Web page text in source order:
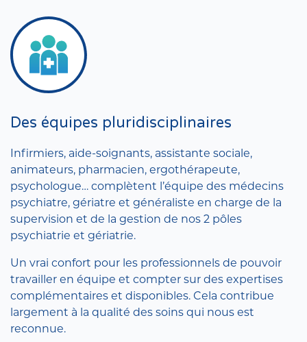
Des équipes pluridisciplinaires
Infirmiers, aide-soignants, assistante sociale,
animateurs, pharmacien, ergothérapeute,
psychologue… complètent l’équipe des médecins
psychiatre, gériatre et généraliste en charge de la
supervision et de la gestion de nos 2 pôles
psychiatrie et gériatrie.
Un vrai confort pour les professionnels de pouvoir
travailler en équipe et compter sur des expertises
complémentaires et disponibles. Cela contribue
largement à la qualité des soins qui nous est
reconnue.